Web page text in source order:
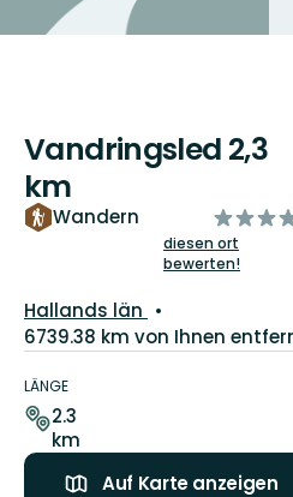
Vandringsled 2,3
km
Wandern
von
5
Sternen
diesen ort
bewerten!
Landkreis:
Hallands län
6739.38 km von Ihnen
zum
Weg
LÄNGE
2.3
km
Auf Karte anzeigen